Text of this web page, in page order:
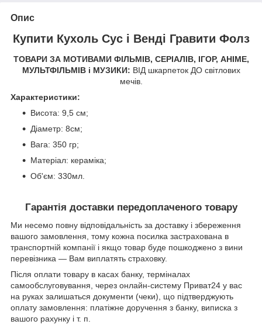
Опис
Купити Кухоль Сус і Венді Гравити Фолз
ТОВАРИ ЗА МОТИВАМИ ФІЛЬМІВ, СЕРІАЛІВ, ІГОР, АНІМЕ,
МУЛЬТФІЛЬМІВ і МУЗИКИ: ВІД шкарпеток ДО світлових
мечів.
Характеристики:
Висота: 9,5 см;
Діаметр: 8см;
Вага: 350 гр;
Матеріал: кераміка;
Об'єм: 330мл.
Гарантія доставки передоплаченого товару
Ми несемо повну відповідальність за доставку і збереження
вашого замовлення, тому кожна посилка застрахована в
транспортній компанії і якщо товар буде пошкоджено з вини
перевізника ― Вам виплатять страховку.
Після оплати товару в касах банку, терміналах
самообслуговування, через онлайн-систему Приват24 у вас
на руках залишаться документи (чеки), що підтверджують
оплату замовлення: платіжне доручення з банку, виписка з
вашого рахунку і т. п.